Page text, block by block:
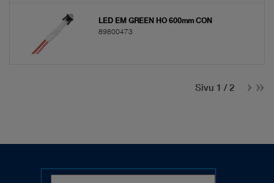
LED EM GREEN HO 600mm CON
89800473
Sivu 1 / 2